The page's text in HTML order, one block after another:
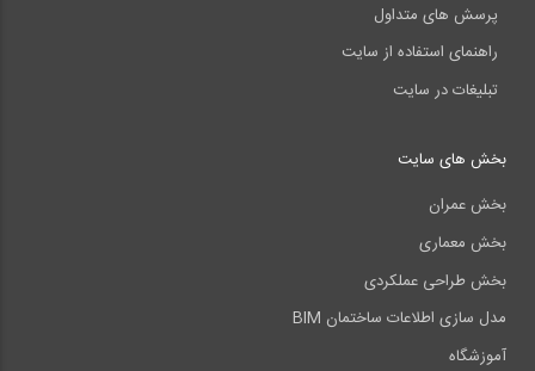
پرسش های متداول
راهنمای استفاده از سایت
تبلیغات در سایت
بخش های سایت
بخش عمران
بخش معماری
بخش طراحی عملکردی
مدل سازی اطلاعات ساختمان BIM
آموزشگاه